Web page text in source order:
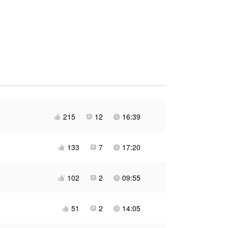
bakatnya tidak lumpuh, melainkan dicuri
kembali apa yang menjadi miliknya,
 215  12  16:39
 133  7  17:20
 102  2  09:55
 51  2  14:05